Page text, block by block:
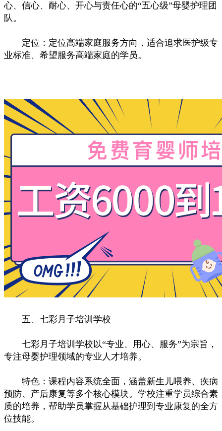
心、信心、耐心、开心与责任心的“五心级”母婴护理团
队。
定位：定位高端家庭服务方向，适合追求医护级专
业标准、希望服务高端家庭的学员。
五、七彩月子培训学校
七彩月子培训学校以“专业、用心、服务”为宗旨，
专注母婴护理领域的专业人才培养。
特色：课程内容系统全面，涵盖新生儿喂养、疾病
预防、产后康复等多个核心模块。学校注重学员综合素
质的培养，帮助学员掌握从基础护理到专业康复的全方
位技能。